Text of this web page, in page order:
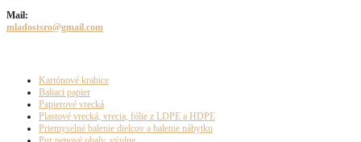
Mail:
mladostsro@gmail.com
Kartónové krabice
Baliaci papier
Papierové vrecká
Plastové vrecká, vrecia, fólie z LDPE a HDPE
Priemyselné balenie dielcov a balenie nábytku